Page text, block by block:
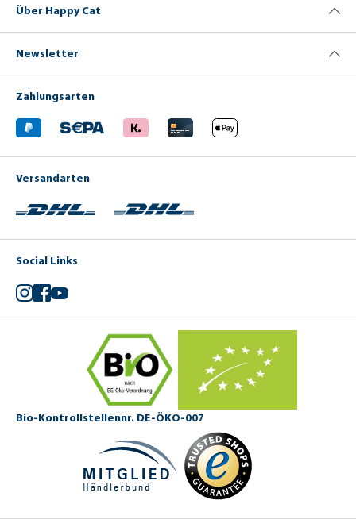
Über Happy Cat
Newsletter
Zahlungsarten
Versandarten
Social Links
Instagram
Facebook
YouTube
Bio-Kontrollstellennr. DE-ÖKO-007